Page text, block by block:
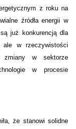
z roku na
źródła energii w
już konkurencją dla
ale w rzeczywistości
zmiany w sektorze
w procesie
że stanowi solidne